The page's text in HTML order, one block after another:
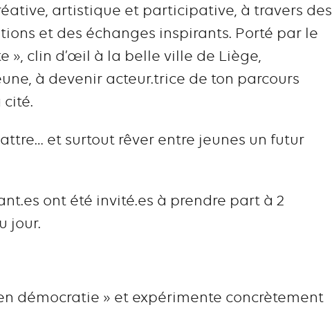
artistique et participative, à travers des
et des échanges inspirants. Porté par le
», clin d’œil à la belle ville de Liège,
à devenir acteur.trice de ton parcours
cité.
et surtout rêver entre jeunes un futur
ont été invité.es à prendre part à 2
jour.
démocratie » et expérimente concrètement